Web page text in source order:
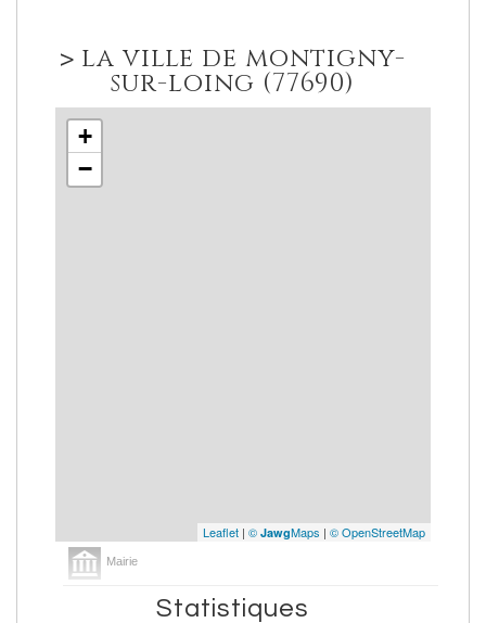
> la ville de montigny-
sur-loing (77690)
+
−
Leaflet | © JawgMaps | © OpenStreetMap
Mairie
Statistiques